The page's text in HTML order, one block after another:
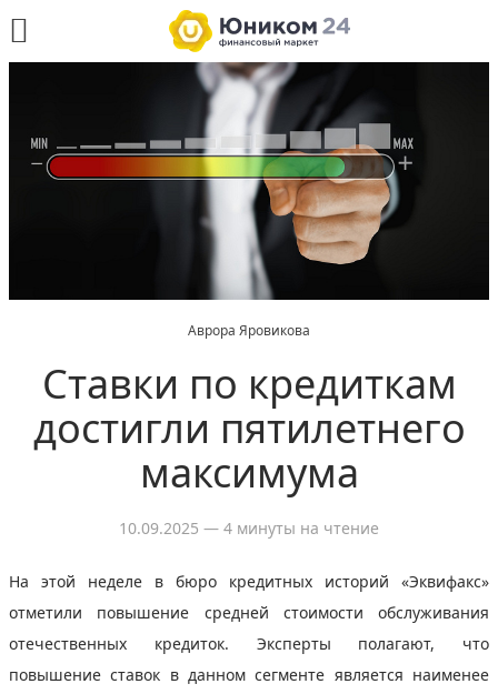
Аврора Яровикова
Ставки по кредиткам
достигли пятилетнего
максимума
10.09.2025 — 4 минуты на чтение
На этой неделе в бюро кредитных историй «Эквифакс»
отметили повышение средней стоимости обслуживания
отечественных кредиток. Эксперты полагают, что
повышение ставок в данном сегменте является наименее